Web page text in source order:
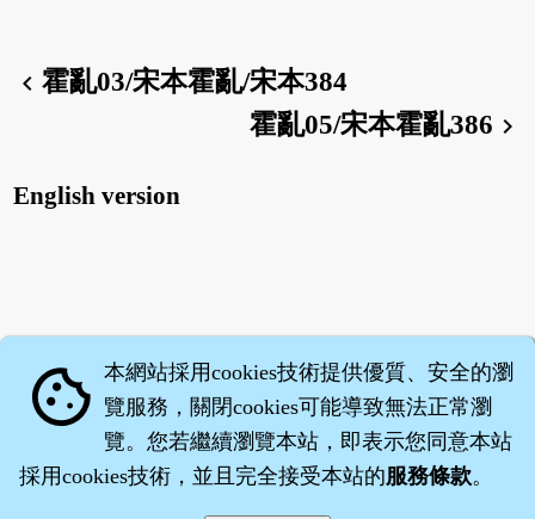
chevron_left霍亂03/宋本霍亂/宋本384
霍亂05/宋本霍亂386 chevron_right
English version
cookie 本網站採用cookies技術提供優質、安全的瀏
覽服務，關閉cookies可能導致無法正常瀏
覽。您若繼續瀏覽本站，即表示您同意本站
採用cookies技術，並且完全接受本站的服務條款。